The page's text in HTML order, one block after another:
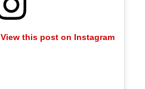
View this post on Instagram